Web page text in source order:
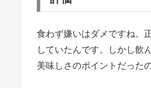
食わず嫌いはダメですね。
していたんです。しかし飲
美味しさのポイントだった